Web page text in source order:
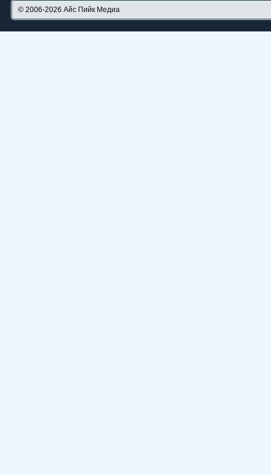
© 2006-2026 Айс Пийк Медиа